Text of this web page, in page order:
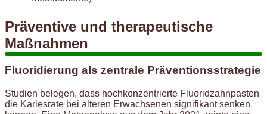
Präventive und therapeutische
Maßnahmen
Fluoridierung als zentrale Präventionsstrategie
Studien belegen, dass hochkonzentrierte Fluoridzahnpasten
die Kariesrate bei älteren Erwachsenen signifikant senken